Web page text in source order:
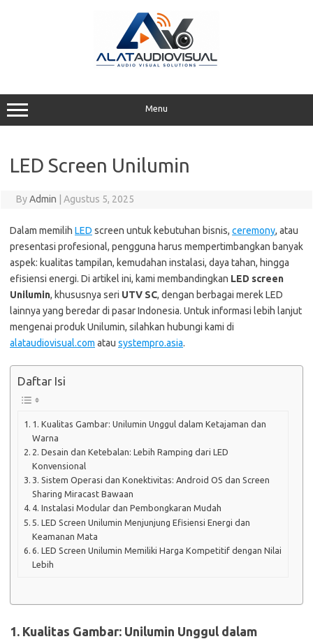
Menu
LED Screen Unilumin
ByAdmin Agustus 5, 2025
Dalam memilih LED screen untuk kebutuhan bisnis, ceremony, atau
presentasi profesional, pengguna harus mempertimbangkan banyak
aspek: kualitas tampilan, kemudahan instalasi, daya tahan, hingga
efisiensi energi. Di artikel ini, kami membandingkan LED screen
Unilumin, khususnya seri UTV SC, dengan berbagai merek LED
lainnya yang beredar di pasar Indonesia. Untuk informasi lebih lanjut
mengenai produk Unilumin, silahkan hubungi kami di
alataudiovisual.com atau systempro.asia.
Daftar Isi
1. Kualitas Gambar: Unilumin Unggul dalam Ketajaman dan
Warna
2. Desain dan Ketebalan: Lebih Ramping dari LED
Konvensional
3. Sistem Operasi dan Konektivitas: Android OS dan Screen
Sharing Miracast Bawaan
4. Instalasi Modular dan Pembongkaran Mudah
5. LED Screen Unilumin Menjunjung Efisiensi Energi dan
Keamanan Mata
6. LED Screen Unilumin Memiliki Harga Kompetitif dengan Nilai
Lebih
1. Kualitas Gambar: Unilumin Unggul dalam